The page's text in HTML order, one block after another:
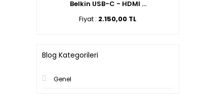
Belkin USB-C - HDMI ...
Fiyat : 2.150,00 TL
Blog Kategorileri
Genel